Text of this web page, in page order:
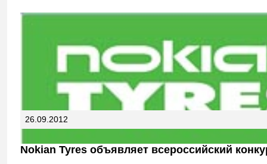
26.09.2012
Nokian Tyres объявляет всероссийский